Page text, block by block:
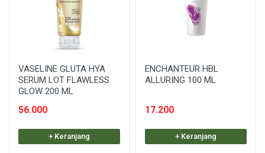
VASELINE GLUTA HYA
SERUM LOT FLAWLESS
GLOW 200 ML
56.000
+ Keranjang
ENCHANTEUR HBL
ALLURING 100 ML
17.200
+ Keranjang